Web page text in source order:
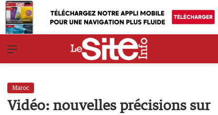
Maroc
Vidéo: nouvelles précisions sur